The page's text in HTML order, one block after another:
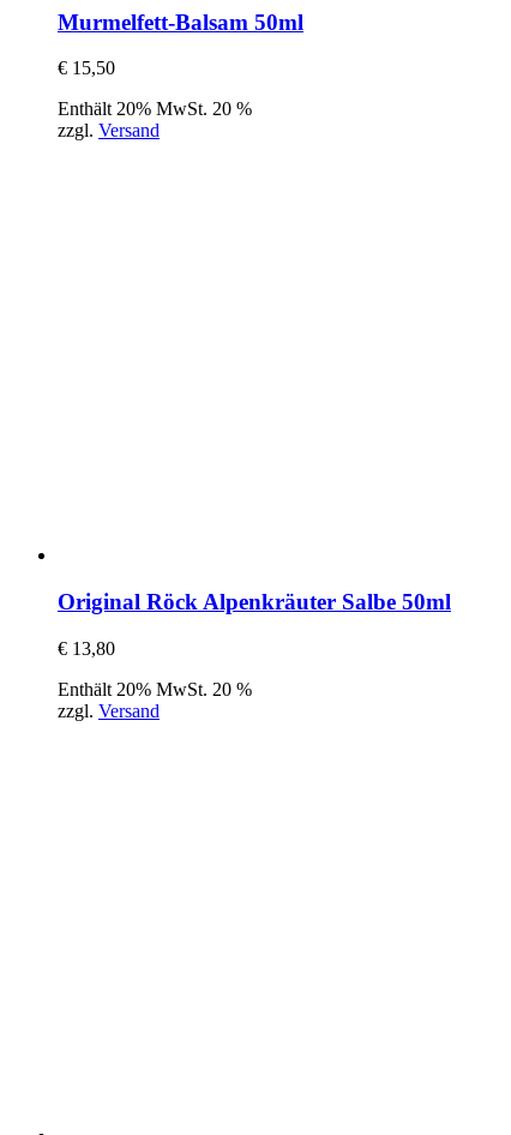
Murmelfett-Balsam 50ml
€ 15,50
Enthält 20% MwSt. 20 %
zzgl. Versand
Original Röck Alpenkräuter Salbe 50ml
€ 13,80
Enthält 20% MwSt. 20 %
zzgl. Versand